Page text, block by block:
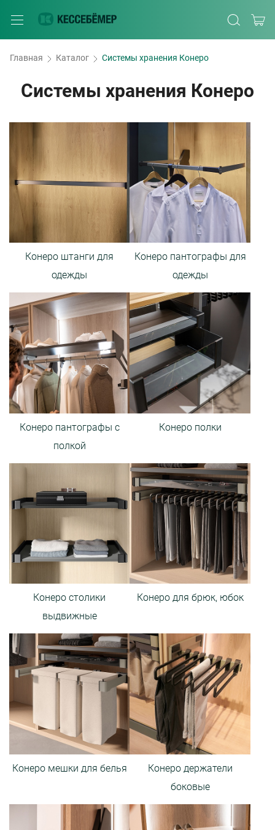
Главная Каталог Системы хранения Конеро
Системы хранения Конеро
Конеро штанги для
одежды
Конеро пантографы для
одежды
Конеро пантографы с
полкой
Конеро полки
Конеро столики
выдвижные
Конеро для брюк, юбок
Конеро мешки для белья
Конеро держатели
боковые